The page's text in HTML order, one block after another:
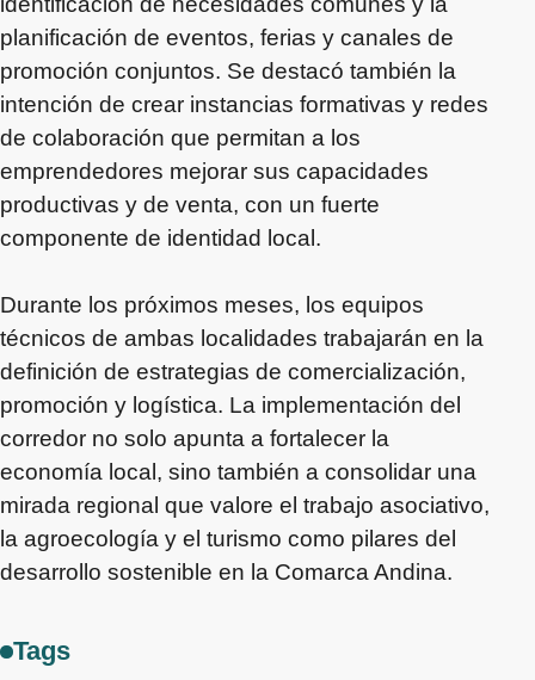
planificación de eventos, ferias y canales de
promoción conjuntos. Se destacó también la
intención de crear instancias formativas y redes
de colaboración que permitan a los
emprendedores mejorar sus capacidades
productivas y de venta, con un fuerte
componente de identidad local.
Durante los próximos meses, los equipos
técnicos de ambas localidades trabajarán en la
definición de estrategias de comercialización,
promoción y logística. La implementación del
corredor no solo apunta a fortalecer la
economía local, sino también a consolidar una
mirada regional que valore el trabajo asociativo,
la agroecología y el turismo como pilares del
desarrollo sostenible en la Comarca Andina.
Tags